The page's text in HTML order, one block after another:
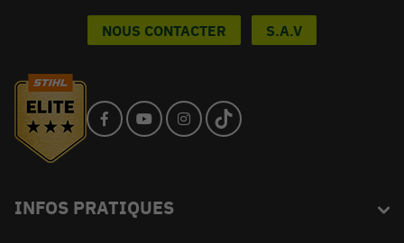
NOUS CONTACTER S.A.V
INFOS PRATIQUES